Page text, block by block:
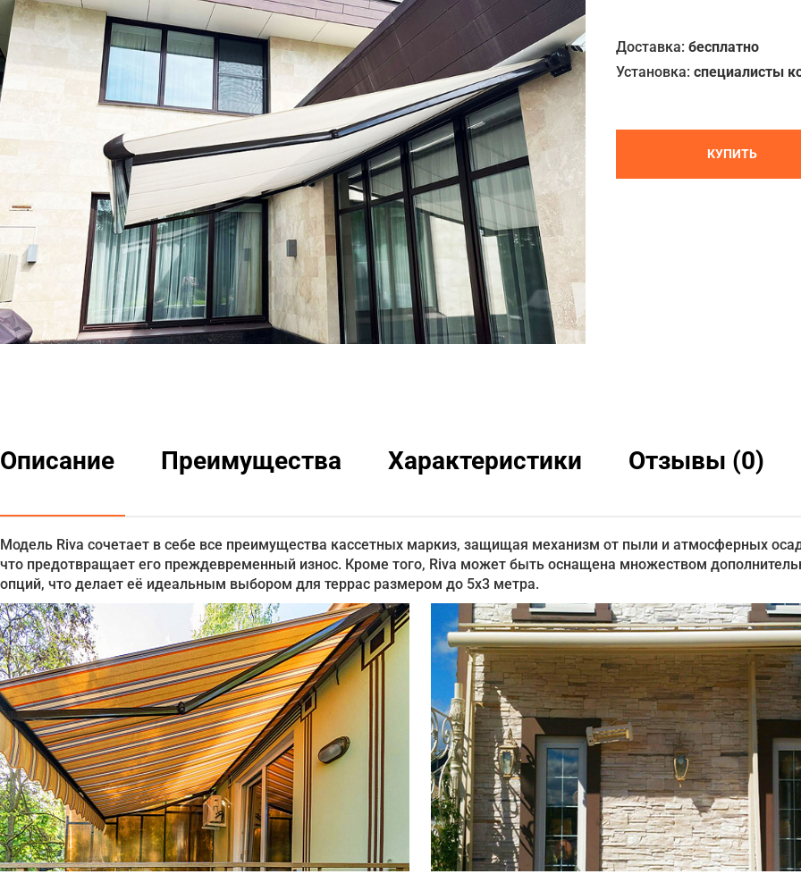
Доставка:бесплатно
Установка:специалисты
КУПИТЬ
Описание Преимущества Характеристики Отзывы (0)
Модель Riva сочетает в себе все преимущества кассетных маркиз, защищая механизм от пыли и атмосферных
что предотвращает его преждевременный износ. Кроме того, Riva может быть оснащена множеством
опций, что делает её идеальным выбором для террас размером до 5x3 метра.